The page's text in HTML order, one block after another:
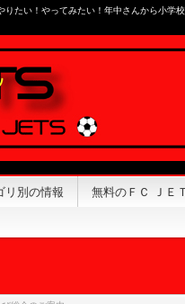
りたい！やってみたい！年中さんから小
リ別の情報 無料のＦＣ ＪＥ